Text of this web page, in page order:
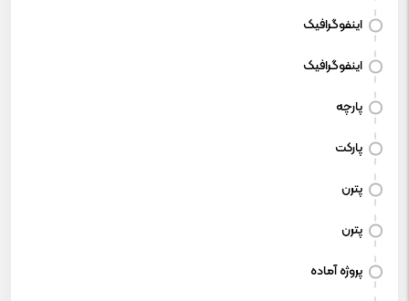
اینفوگرافیک
اینفوگرافیک
پارچه
پارکت
پترن
پترن
پروژه آماده